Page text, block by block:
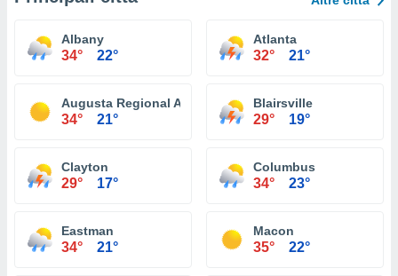
Albany
34° 22°
Atlanta
32° 21°
Augusta Regional Airport
34° 21°
Blairsville
29° 19°
Clayton
29° 17°
Columbus
34° 23°
Eastman
34° 21°
Macon
35° 22°